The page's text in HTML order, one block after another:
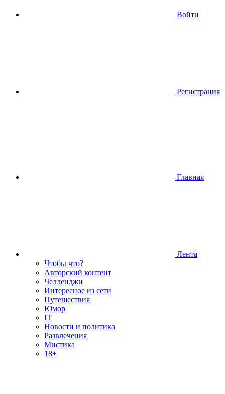
Войти
Регистрация
Главная
Лента
Чтобы что?
Авторский контент
Челленджи
Интересное из сети
Путешествия
Юмор
IT
Новости и политика
Развлечения
Мистика
18+